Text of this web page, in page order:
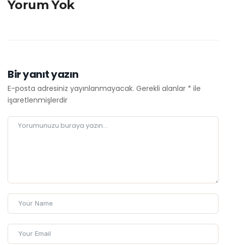
Yorum Yok
Bir yanıt yazın
E-posta adresiniz yayınlanmayacak. Gerekli alanlar * ile
işaretlenmişlerdir